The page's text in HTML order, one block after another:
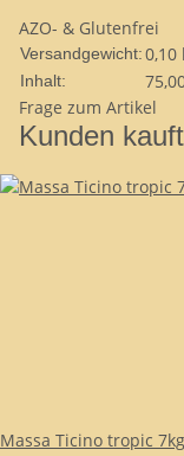
AZO- & Glutenfrei
Versandgewicht:0,10
Inhalt:
Frage zum Artikel
Kunden
Massa Ticino tropic